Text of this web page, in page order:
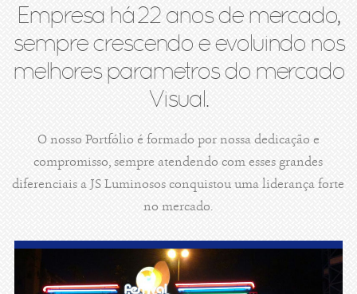
Empresa há 22 anos de mercado,
sempre crescendo e evoluindo nos
melhores parametros do mercado
Visual.
O nosso Portfólio é formado por nossa dedicação e
compromisso, sempre atendendo com esses grandes
diferenciais a JS Luminosos conquistou uma liderança forte
no mercado.